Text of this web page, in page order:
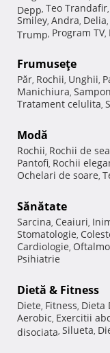
Depp, Teo Trandafir,
Smiley, Andra, Delia,
Trump, Program TV,
Frumuseţe
Păr, Rochii, Unghii,
Manichiura, Sampon
Tratament celulita,
Modă
Rochii, Rochii de
Pantofi, Rochii
Ochelari de soare,
Sănătate
Sarcina, Ceaiuri,
Stomatologie,
Cardiologie,
Psihiatrie
Dietă & Fitness
Diete, Fitness, Dieta
Aerobic, Exercitii
disociata, Silueta,